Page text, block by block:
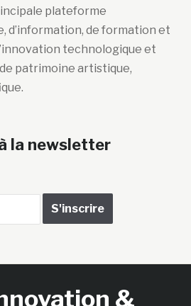
plateforme
d’information, de formation et
technologique et
patrimoine artistique,
la newsletter
&